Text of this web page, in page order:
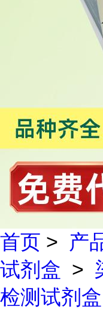
首页 > 产
试剂盒 >
检测试剂盒